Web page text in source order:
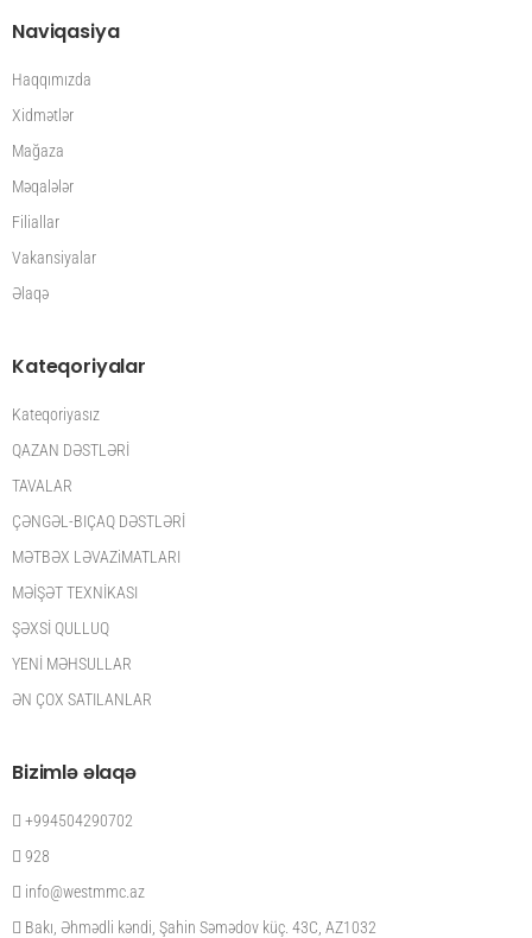
Naviqasiya
Haqqımızda
Xidmətlər
Mağaza
Məqalələr
Filiallar
Vakansiyalar
Əlaqə
Kateqoriyalar
Kateqoriyasız
QAZAN DƏSTLƏRİ
TAVALAR
ÇƏNGƏL-BIÇAQ DƏSTLƏRİ
MƏTBƏX LƏVAZiMATLARI
MƏİŞƏT TEXNİKASI
ŞƏXSİ QULLUQ
YENİ MƏHSULLAR
ƏN ÇOX SATILANLAR
Bizimlə əlaqə
+994504290702
928
info@westmmc.az
Bakı, Əhmədli kəndi, Şahin Səmədov küç. 43C, AZ1032